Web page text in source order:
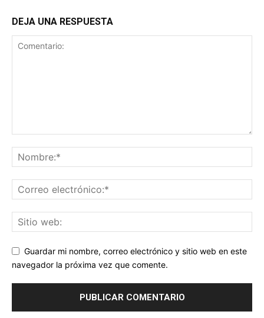
DEJA UNA RESPUESTA
Guardar mi nombre, correo electrónico y sitio web en este
navegador la próxima vez que comente.